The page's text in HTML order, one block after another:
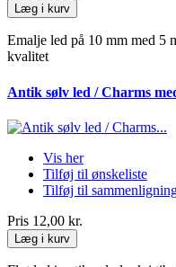
Læg i kurv
Emalje led på 10 mm med 5
kvalitet
Antik sølv led / Charms
Vis her
Tilføj til ønskeliste
Tilføj til
Pris 12,00 kr.
Læg i kurv